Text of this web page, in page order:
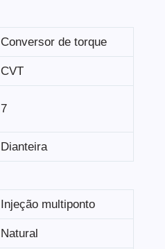
Conversor de torque
CVT
7
Dianteira
Injeção multiponto
Natural